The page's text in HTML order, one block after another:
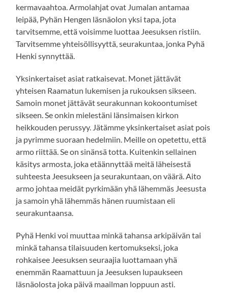
kermavaahtoa. Armolahjat ovat Jumalan antamaa
leipää, Pyhän Hengen läsnäolon yksi tapa, jota
tarvitsemme, että voisimme luottaa Jeesuksen ristiin.
Tarvitsemme yhteisöllisyyttä, seurakuntaa, jonka Pyhä
Henki synnyttää.
Yksinkertaiset asiat ratkaisevat. Monet jättävät
yhteisen Raamatun lukemisen ja rukouksen sikseen.
Samoin monet jättävät seurakunnan kokoontumiset
sikseen. Se onkin mielestäni länsimaisen kirkon
heikkouden perussyy. Jätämme yksinkertaiset asiat pois
ja pyrimme suoraan hedelmiin. Meille on opetettu, että
armo riittää. Se on sinänsä totta. Kuitenkin sellainen
käsitys armosta, joka etäännyttää meitä läheisestä
suhteesta Jeesukseen ja seurakuntaan, on väärä. Aito
armo johtaa meidät pyrkimään yhä lähemmäs Jeesusta
ja samoin yhä lähemmäs hänen ruumistaan eli
seurakuntaansa.
Pyhä Henki voi muuttaa minkä tahansa arkipäivän tai
minkä tahansa tilaisuuden kertomukseksi, joka
rohkaisee Jeesuksen seuraajia luottamaan yhä
enemmän Raamattuun ja Jeesuksen lupaukseen
läsnäolosta joka päivä maailman loppuun asti.